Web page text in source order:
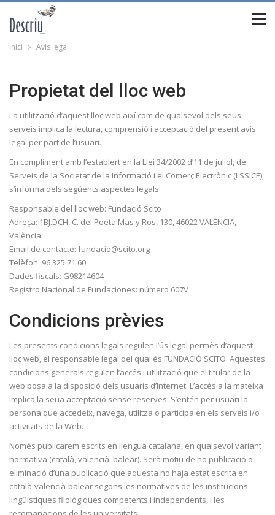
Inici Avís legal
Propietat del lloc web
La utilització d’aquest lloc web així com de qualsevol dels seus
serveis implica la lectura, comprensió i acceptació del present avís
legal per part de l’usuari.
En compliment amb l’establert en la Llei 34/2002 d’11 de juliol, de
Serveis de la Societat de la Informació i el Comerç Electrònic (LSSICE),
s’informa dels següents aspectes legals:
Responsable del lloc web: Fundació Scito
Adreça: 1BJ.DCH, C. del Poeta Mas y Ros, 130, 46022 VALÈNCIA,
València
Email de contacte: fundacio@scito.org
Telèfon: 96 325 71 60
Dades fiscals: G98214604
Registro Nacional de Fundaciones: número 607V
Condicions prèvies
Les presents condicions legals regulen l’ús legal permès d’aquest
lloc web, el responsable legal del qual és FUNDACIÓ SCITO. Aquestes
condicions generals regulen l’accés i utilització que el titular de la
web posa a la disposició dels usuaris d’Internet. L’accés a la mateixa
implica la seua acceptació sense reserves. S’entén per usuari la
persona que accedeix, navega, utilitza o participa en els serveis i/o
activitats de la Web.
Només publicarem escrits en llengua catalana, en qualsevol variant
normativa (català, valencià, balear). Serà motiu de no publicació o
eliminació d’una publicació que aquesta no haja estat escrita en
català-valencià-balear segons les normatives de les institucions
lingüístiques filològiques competents i independents, i les